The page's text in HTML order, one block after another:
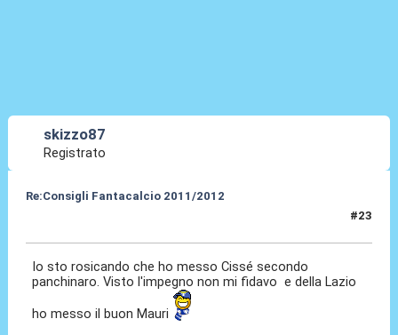
skizzo87
Registrato
Re:Consigli Fantacalcio 2011/2012
#23
Io sto rosicando che ho messo Cissé secondo
panchinaro. Visto l'impegno non mi fidavo e della Lazio
ho messo il buon Mauri